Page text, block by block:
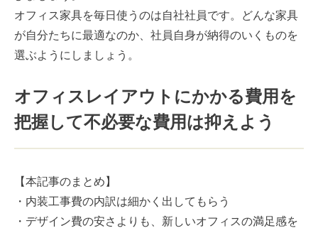
オフィス家具を毎日使うのは自社社員です。どんな家具
が自分たちに最適なのか、社員自身が納得のいくものを
選ぶようにしましょう。
オフィスレイアウトにかかる費用を
把握して不必要な費用は抑えよう
【本記事のまとめ】
・内装工事費の内訳は細かく出してもらう
・デザイン費の安さよりも、新しいオフィスの満足感を